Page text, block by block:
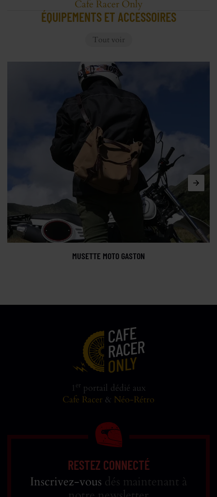
Cafe Racer Only
ÉQUIPEMENTS ET ACCESSOIRES
Tout voir
MUSETTE MOTO GASTON
1 er portail dédié aux
Cafe Racer & Néo-Rétro
RESTEZ CONNECTÉ
Inscrivez-vous dés maintenant à